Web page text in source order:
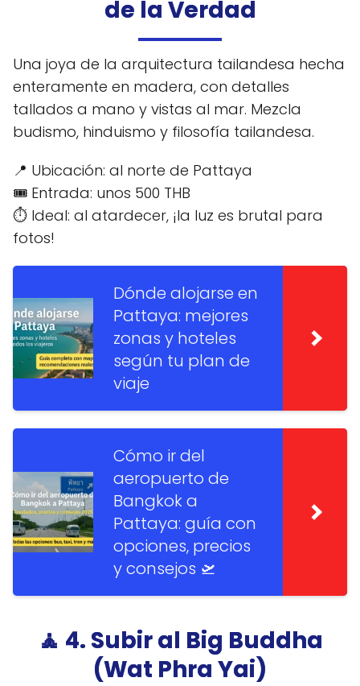
de la Verdad
Una joya de la arquitectura tailandesa hecha
enteramente en madera, con detalles
tallados a mano y vistas al mar. Mezcla
budismo, hinduismo y filosofía tailandesa.
📍 Ubicación: al norte de Pattaya
🎟️ Entrada: unos 500 THB
⏱️ Ideal: al atardecer, ¡la luz es brutal para
fotos!
Dónde alojarse en
Pattaya: mejores
zonas y hoteles
según tu plan de
viaje
Cómo ir del
aeropuerto de
Bangkok a
Pattaya: guía con
opciones, precios
y consejos 🛫
🧘 4. Subir al Big Buddha
(Wat Phra Yai)